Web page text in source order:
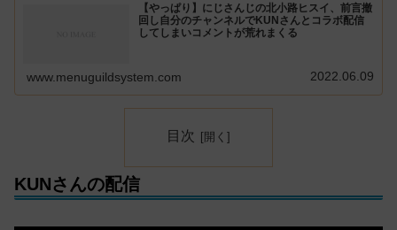
【やっぱり】にじさんじの北小路ヒスイ、前言撤
回し自分のチャンネルでKUNさんとコラボ配信
してしまいコメントが荒れまくる
www.menuguildsystem.com 2022.06.09
目次
KUNさんの配信